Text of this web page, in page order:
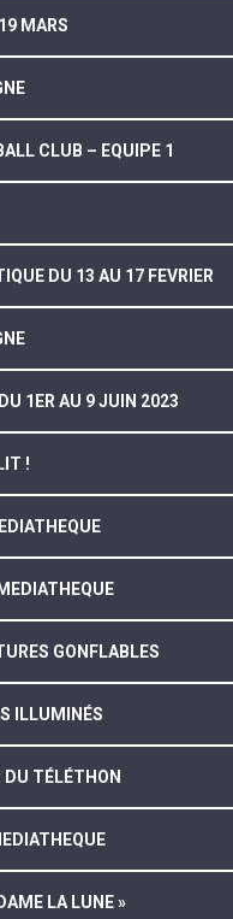
MARS
CLUB – EQUIPE 1
DU 13 AU 17 FEVRIER
1ER AU 9 JUIN 2023
!
GONFLABLES
ILLUMINÉS
DU TÉLÉTHON
LA LUNE »